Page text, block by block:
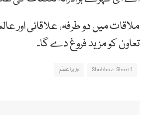
ملاقات میں دو طرفہ، علاقائی اور
تعاون کو مزید فروغ دے گا۔
Shahbaz Sharif وزیراعظم